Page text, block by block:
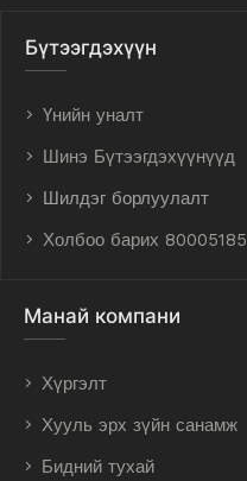
Бүтээгдэхүүн
Үнийн уналт
Шинэ Бүтээгдэхүүнүүд
Шилдэг борлуулалт
Холбоо барих 80005185
Манай компани
Хүргэлт
Хууль эрх зүйн санамж
Бидний тухай